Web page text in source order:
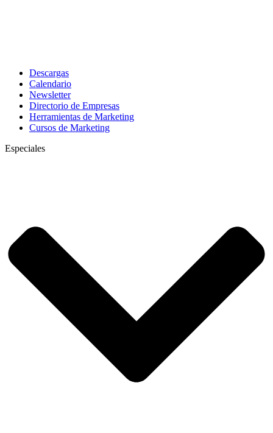
Descargas
Calendario
Newsletter
Directorio de Empresas
Herramientas de Marketing
Cursos de Marketing
Especiales